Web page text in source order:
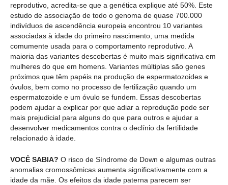
reprodutivo, acredita-se que a genética explique até 50%. Este
estudo de associação de todo o genoma de quase 700.000
indivíduos de ascendência europeia encontrou 10 variantes
associadas à idade do primeiro nascimento, uma medida
comumente usada para o comportamento reprodutivo. A
maioria das variantes descobertas é muito mais significativa em
mulheres do que em homens. Variantes múltiplas são genes
próximos que têm papéis na produção de espermatozoides e
óvulos, bem como no processo de fertilização quando um
espermatozoide e um óvulo se fundem. Essas descobertas
podem ajudar a explicar por que adiar a reprodução pode ser
mais prejudicial para alguns do que para outros e ajudar a
desenvolver medicamentos contra o declínio da fertilidade
relacionado à idade.
VOCÊ SABIA? O risco de Síndrome de Down e algumas outras
anomalias cromossômicas aumenta significativamente com a
idade da mãe. Os efeitos da idade paterna parecem ser